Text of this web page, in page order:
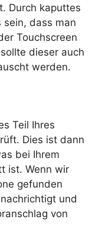
Durch kaputtes
sein, dass man
Touchscreen
dieser auch
werden.
Teil Ihres
Dies ist dann
bei Ihrem
ist. Wenn wir
gefunden
und
von